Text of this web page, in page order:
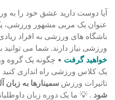
آیا دوست دارید عشق خود را به
عنوان یک مربی مشهور ورزشی،
باشگاه های ورزشی به افراد
ورزشی نیاز دارند. شما می توانید
خواهید گرفت ▪ چگونه یک گروه
یک کلاس ورزشی راه اندازی
تاثیرات ورزش سمینارها به زبان
شود . 💡 ما یک دوره زبان